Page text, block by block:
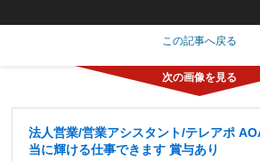
この記事へ戻る
法人営業/営業アシスタント/テレアポ
当に輝ける仕事できます 賞与あり